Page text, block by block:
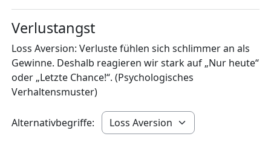
Verlustangst
Loss Aversion: Verluste fühlen sich schlimmer an als
Gewinne. Deshalb reagieren wir stark auf „Nur heute“
oder „Letzte Chance!“. (Psychologisches
Verhaltensmuster)
Alternativbegriffe: